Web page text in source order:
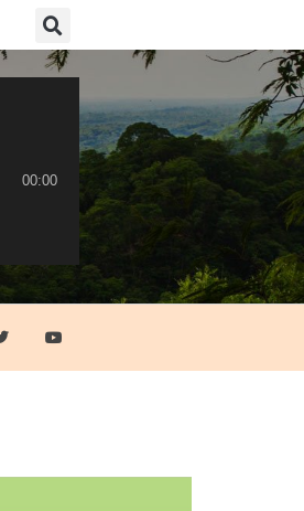
00:00